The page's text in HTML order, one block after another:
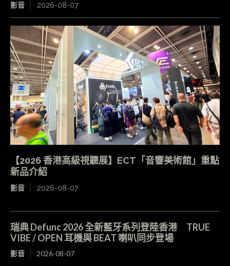
影音 2026-08-07
【2026 香港高級視聽展】ECT「音響美術館」重點
新品介紹
影音 2026-08-07
瑞典 Defunc 2026 全新藍牙系列登陸香港 TRUE
VIBE / OPEN 耳機與 BEAT 喇叭同步登場
影音 2026-08-07